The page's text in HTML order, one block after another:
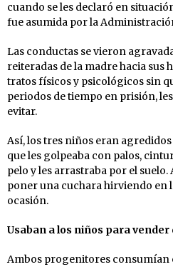
cuando se les declaró en
fue asumida por la
Las conductas se vieron
reiteradas de la madre hacia sus
tratos físicos y psicológicos sin
periodos de tiempo en prisión,
evitar.
Así, los tres niños eran
que les golpeaba con palos,
pelo y les arrastraba por el
poner una cuchara hirviendo en
ocasión.
Usaban a los niños para vender
Ambos progenitores consumían